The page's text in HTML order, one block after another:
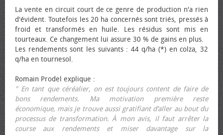
La vente en circuit court de ce genre de production n'a rien
d'évident. Toutefois les 20 ha concernés sont triés, pressés à
froid et transformés en huile. Les résidus sont mis en
tourteaux. Ce changement lui assure 30 % de gains en plus.
Les rendements sont les suivants : 44 q/ha (*) en colza, 32
q/ha en tournesol.
Romain Prodel explique :
" En tant que céréalier, on est toujours content de faire de
bons rendements. Ma motivation première reste
économique, mais je trouve aussi gratifiant d’aller au bout du
processus de transformation. À mon avis, il faut arrêter la
course aux rendements et miser davantage sur la